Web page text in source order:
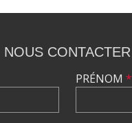
NOUS CONTACTER
PRÉNOM *